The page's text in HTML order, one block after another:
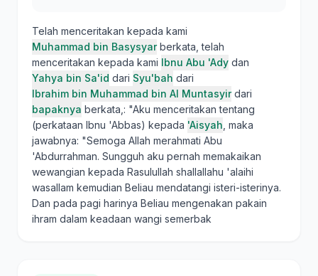
Telah menceritakan kepada kami
Muhammad bin Basysyarberkata, telah
menceritakan kepada kami Ibnu Abu 'Ady dan
Yahya bin Sa'id dari Syu'bah dari
Ibrahim bin Muhammad bin Al Muntasyirdari
bapaknya berkata,: "Aku menceritakan tentang
(perkataan Ibnu 'Abbas) kepada 'Aisyah , maka
jawabnya: "Semoga Allah merahmati Abu
'Abdurrahman. Sungguh aku pernah memakaikan
wewangian kepada Rasulullah shallallahu 'alaihi
wasallam kemudian Beliau mendatangi isteri-isterinya.
Dan pada pagi harinya Beliau mengenakan pakain
ihram dalam keadaan wangi semerbak